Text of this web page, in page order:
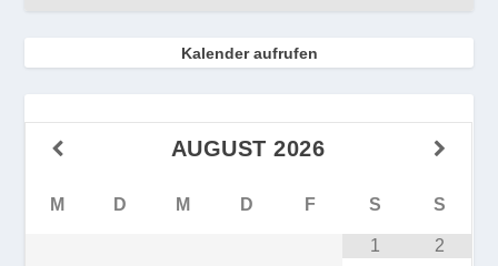
Kalender aufrufen
AUGUST 2026
M D M D F S S
1 2